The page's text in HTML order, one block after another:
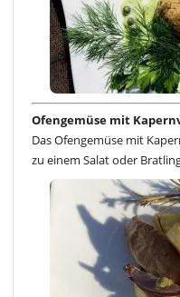
Ofengemüse mit
Das Ofengemüse mit
zu einem Salat oder